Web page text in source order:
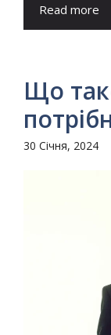
Read more
Що
30 Січня, 2024